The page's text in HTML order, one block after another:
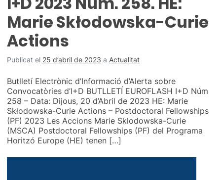
Marie Skłodowska-Curie
Actions
Publicat el 25 d’abril de 2023 a Actualitat
Butlletí Electrònic d’Informació d’Alerta sobre
Convocatòries d’I+D BUTLLETÍ EUROFLASH I+D Núm
258 – Data: Dijous, 20 d’Abril de 2023 HE: Marie
Skłodowska-Curie Actions – Postdoctoral Fellowships
(PF) 2023 Les Accions Marie Sklodowska-Curie
(MSCA) Postdoctoral Fellowships (PF) del Programa
Horitzó Europe (HE) tenen […]